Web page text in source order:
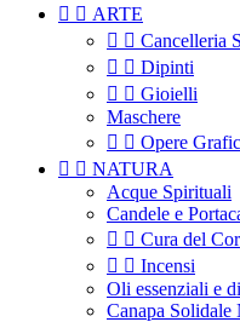
  ARTE
  Cancelleria
  Dipinti
  Gioielli
Maschere
  Opere
  NATURA
Acque Spirituali
Candele e
  Cura del
  Incensi
Oli essenziali e
Canapa Solidale